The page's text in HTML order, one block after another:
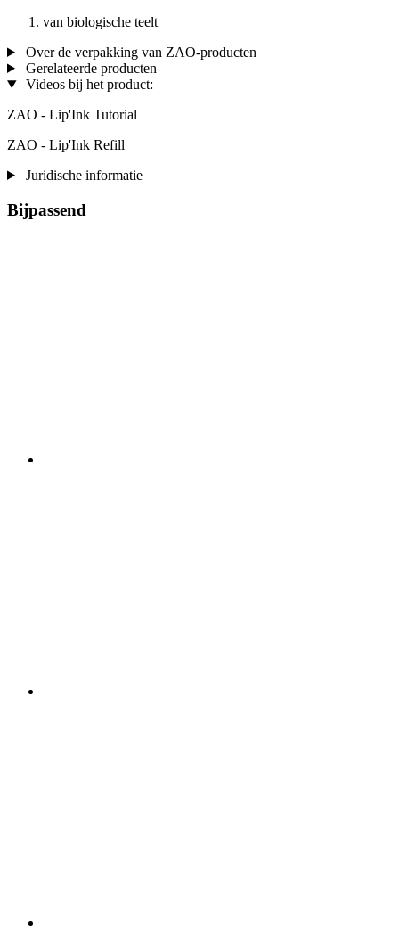
van biologische teelt
Over de verpakking van ZAO-producten
Gerelateerde producten
Videos bij het product:
ZAO - Lip'Ink Tutorial
ZAO - Lip'Ink Refill
Juridische informatie
Bijpassend